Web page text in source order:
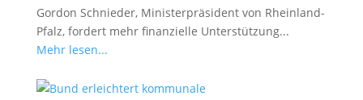
Gordon Schnieder, Ministerpräsident von Rheinland-
Pfalz, fordert mehr finanzielle Unterstützung...
Mehr lesen...